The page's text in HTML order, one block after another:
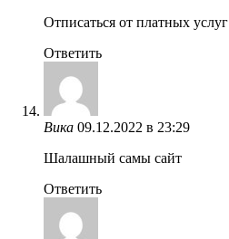
Отписаться от платных услуг
Ответить
Вика 09.12.2022 в 23:29
Шалашный самы сайт
Ответить